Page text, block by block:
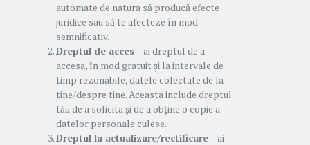
automate de natura să producă efecte
juridice sau să te afecteze în mod
semnificativ.
Dreptul de acces – ai dreptul de a
accesa, în mod gratuit și la intervale de
timp rezonabile, datele colectate de la
tine/despre tine. Aceasta include dreptul
tău de a solicita și de a obține o copie a
datelor personale culese.
Dreptul la actualizare/rectificare– ai